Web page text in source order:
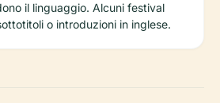
il linguaggio. Alcuni festival
o introduzioni in inglese.